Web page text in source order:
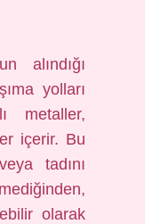
alındığı
yolları
metaller,
içerir. Bu
tadını
olarak